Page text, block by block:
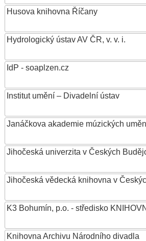
Husova knihovna Říčany
Hydrologický ústav AV ČR, v. v. i.
IdP - soaplzen.cz
Institut umění – Divadelní ústav
Janáčkova akademie múzických
Jihočeská univerzita v Českých
Jihočeská vědecká knihovna v
K3 Bohumín, p.o. - středisko
Knihovna Archivu Národního divadla